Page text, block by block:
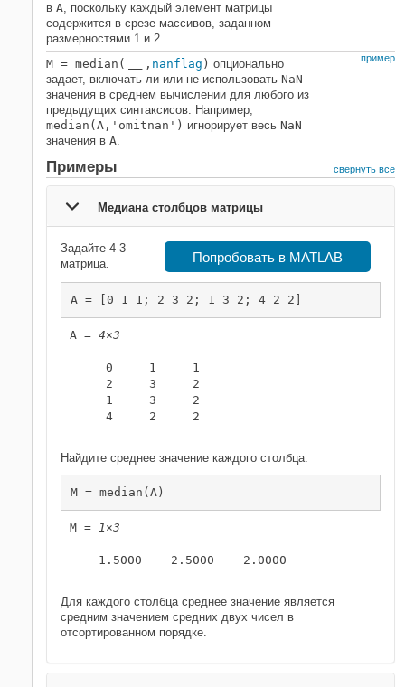
в A, поскольку каждый элемент матрицы
содержится в срезе массивов, заданном
размерностями 1 и 2.
пример
M = median( , nanflag ) опционально
задает, включать ли или не использовать NaN
значения в среднем вычислении для любого из
предыдущих синтаксисов. Например,
median(A,'omitnan') игнорирует весь NaN
значения в A.
Примеры свернуть все
Медиана столбцов матрицы
Попробовать в MATLAB
Задайте 4 3
матрица.
A = [0 1 1; 2 3 2; 1 3 2; 4 2 2]
A = 4×3
     0     1     1
     2     3     2
     1     3     2
     4     2     2
Найдите среднее значение каждого столбца.
M = median(A)
M = 1×3
    1.5000    2.5000    2.0000
Для каждого столбца среднее значение является
средним значением средних двух чисел в
отсортированном порядке.